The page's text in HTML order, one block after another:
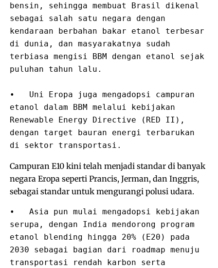
bensin, sehingga membuat Brasil dikenal
sebagai salah satu negara dengan
kendaraan berbahan bakar etanol terbesar
di dunia, dan masyarakatnya sudah
terbiasa mengisi BBM dengan etanol sejak
puluhan tahun lalu.
•   Uni Eropa juga mengadopsi campuran
etanol dalam BBM melalui kebijakan
Renewable Energy Directive (RED II),
dengan target bauran energi terbarukan
di sektor transportasi.
Campuran E10 kini telah menjadi standar di banyak
negara Eropa seperti Prancis, Jerman, dan Inggris,
sebagai standar untuk mengurangi polusi udara.
•   Asia pun mulai mengadopsi kebijakan
serupa, dengan India mendorong program
etanol blending hingga 20% (E20) pada
2030 sebagai bagian dari roadmap menuju
transportasi rendah karbon serta